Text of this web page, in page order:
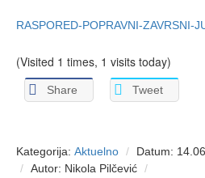
RASPORED-POPRAVNI-ZAVRSNI-
(Visited 1 times, 1 visits today)
Share Tweet
Kategorija: Aktuelno
Datum:
Autor: Nikola Pilčević